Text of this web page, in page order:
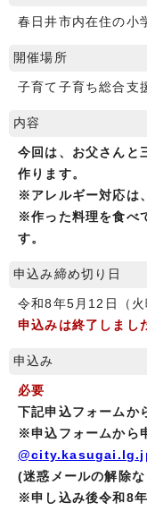
春日井市内在住の小
開催場所
子育て子育ち総合支
内容
今回は、お父さんと
作ります。
※アレルギー対応は
※作った料理を食べ
す。
申込み締め切り日
令和8年5月12日（火
申込みは終了しまし
申込み
必要
下記申込フォームか
※申込フォームから
(迷惑メールの解除な
※申し込み後令和8